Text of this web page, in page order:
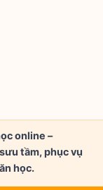
online –
tầm, phục vụ
học.